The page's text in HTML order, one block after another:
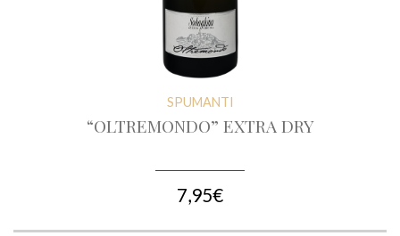
SPUMANTI
“OLTREMONDO” EXTRA DRY
7,95€